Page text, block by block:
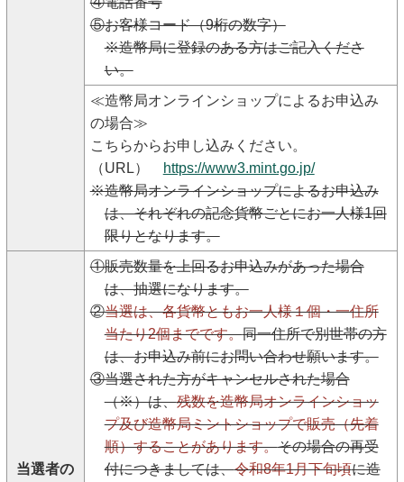
⑤お客様コード（9桁の数字）
※造幣局に登録のある方はご記入くださ
い。
≪造幣局オンラインショップによるお申込み
の場合≫
こちらからお申し込みください。
（URL）
https://www3.mint.go.jp/
※造幣局オンラインショップによるお申込み
は、それぞれの記念貨幣ごとにお一人様1回
限りとなります。
当選者の
①販売数量を上回るお申込みがあった場合
は、抽選になります。
②当選は、各貨幣ともお一人様１個・一住所
当たり2個までです。同一住所で別世帯の方
は、お申込み前にお問い合わせ願います。
③当選された方がキャンセルされた場合
（※）は、残数を造幣局オンラインショッ
プ及び造幣局ミントショップで販売（先着
順）することがあります。その場合の再受
付につきましては、令和8年1月下旬頃に造